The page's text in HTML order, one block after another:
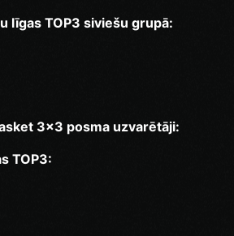
līgas TOP3 siviešu grupā:
3x3 posma uzvarētāji:
TOP3: